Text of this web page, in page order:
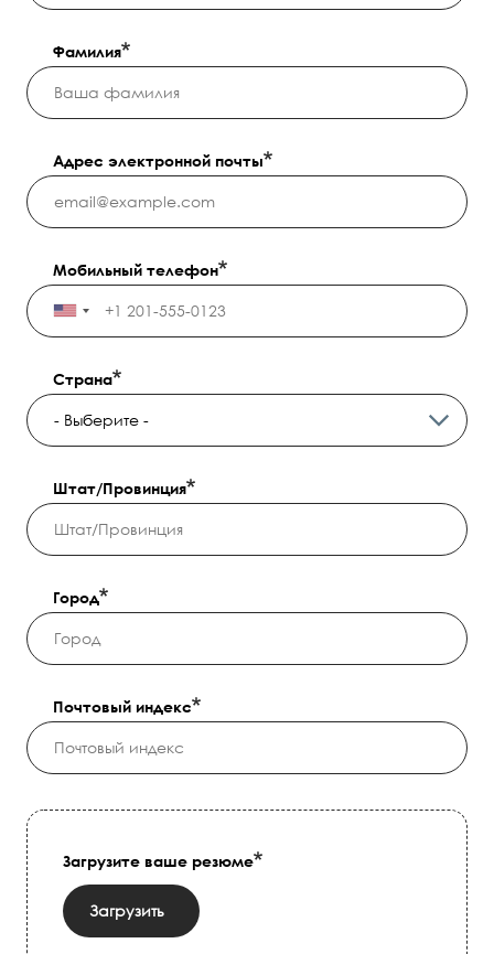
Фамилия
Адрес электронной почты
Мобильный телефон
Страна
Штат/Провинция
Город
Почтовый индекс
Загрузите ваше резюме
Загрузить